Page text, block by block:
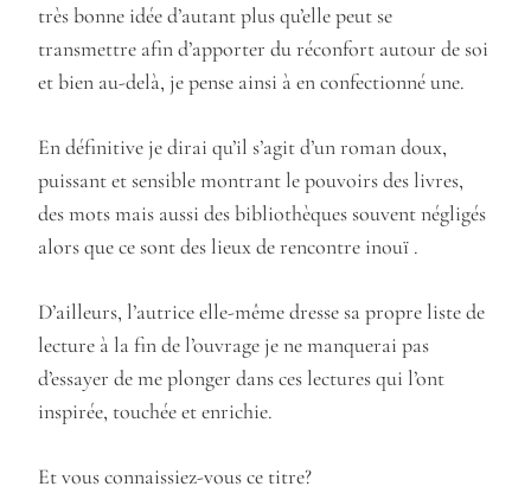
très bonne idée d’autant plus qu’elle peut se
transmettre afin d’apporter du réconfort autour de soi
et bien au-delà, je pense ainsi à en confectionné une.
En définitive je dirai qu’il s’agit d’un roman doux,
puissant et sensible montrant le pouvoirs des livres,
des mots mais aussi des bibliothèques souvent négligés
alors que ce sont des lieux de rencontre inouï .
D’ailleurs, l’autrice elle-même dresse sa propre liste de
lecture à la fin de l’ouvrage je ne manquerai pas
d’essayer de me plonger dans ces lectures qui l’ont
inspirée, touchée et enrichie.
Et vous connaissiez-vous ce titre?